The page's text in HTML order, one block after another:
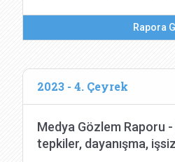
Rapora
2023 - 4. Çeyrek
Medya Gözlem Raporu
tepkiler, dayanışma,